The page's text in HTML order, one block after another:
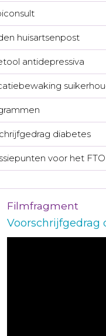
huisartsenpost
antidepressiva
diabetes
voor het FTO
Filmfragment
Voorschrijfgedrag